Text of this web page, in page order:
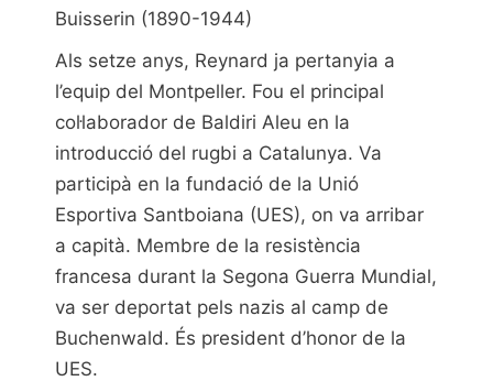
Buisserin (1890-1944)
Als setze anys, Reynard ja pertanyia a
l’equip del Montpeller. Fou el principal
col·laborador de Baldiri Aleu en la
introducció del rugbi a Catalunya. Va
participà en la fundació de la Unió
Esportiva Santboiana (UES), on va arribar
a capità. Membre de la resistència
francesa durant la Segona Guerra Mundial,
va ser deportat pels nazis al camp de
Buchenwald. És president d’honor de la
UES.